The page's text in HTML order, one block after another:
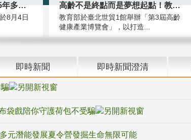
跨越限制，探索潛能！115年多元潛
8月4日
高齡不是終點而是夢想起點！教育部打
教育部於臺北世貿1館舉辦「第3屆高齡
健康產業博覽會」，以打造...
即時新聞 即時新聞澄清
袋戲陪你守護荷包不受騙
元潛能發展夏令營發掘生命無限可能